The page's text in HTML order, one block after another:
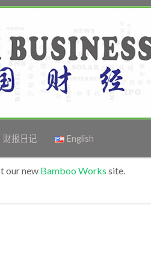
财报日记 English
our new Bamboo Works site.